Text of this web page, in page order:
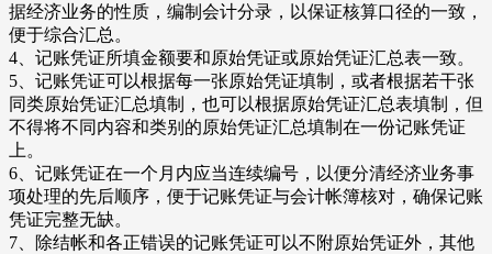
据经济业务的性质，编制会计分录，以保证核算口径的一致，
便于综合汇总。
4、记账凭证所填金额要和原始凭证或原始凭证汇总表一致。
5、记账凭证可以根据每一张原始凭证填制，或者根据若干张
同类原始凭证汇总填制，也可以根据原始凭证汇总表填制，但
不得将不同内容和类别的原始凭证汇总填制在一份记账凭证
上。
6、记账凭证在一个月内应当连续编号，以便分清经济业务事
项处理的先后顺序，便于记账凭证与会计帐簿核对，确保记账
凭证完整无缺。
7、除结帐和各正错误的记账凭证可以不附原始凭证外，其他